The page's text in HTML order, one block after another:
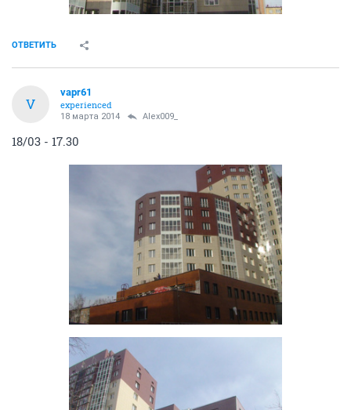
ОТВЕТИТЬ
V
vapr61
experienced
18 марта 2014 Alex009_
18/03 - 17.30